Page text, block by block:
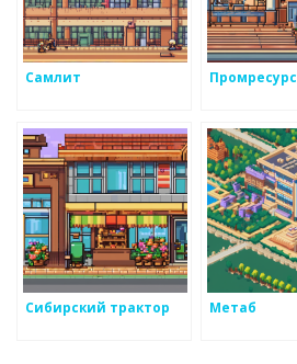
Самлит Промресурс
Сибирский трактор Метаб